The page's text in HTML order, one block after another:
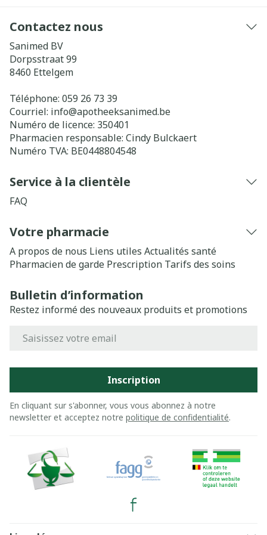
Contactez nous
Sanimed BV
Dorpsstraat 99
8460 Ettelgem
Téléphone: 059 26 73 39
Courriel: info@apotheeksanimed.be
Numéro de licence: 350401
Pharmacien responsable: Cindy Bulckaert
Numéro TVA: BE0448804548
Service à la clientèle
FAQ
Votre pharmacie
A propos de nous Liens utiles Actualités santé
Pharmacien de garde Prescription Tarifs des soins
Bulletin d’information
Restez informé des nouveaux produits et promotions
Inscription
En cliquant sur s'abonner, vous vous abonnez à notre
newsletter et acceptez notre politique de confidentialité.